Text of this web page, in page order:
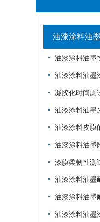
油漆涂料油
油漆涂料油墨
油漆涂料油墨
凝胶化时间测
油漆涂料油墨
油漆涂料皮膜
油漆涂料油墨
漆膜柔韧性测
油漆涂料油墨
油漆涂料油墨
油漆涂料油墨